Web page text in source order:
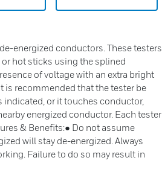
energized conductors. These testers
hot sticks using the splined
of voltage with an extra bright
is recommended that the tester be
or it touches conductor,
energized conductor. Each tester
& Benefits:● Do not assume
will stay de-energized. Always
Failure to do so may result in